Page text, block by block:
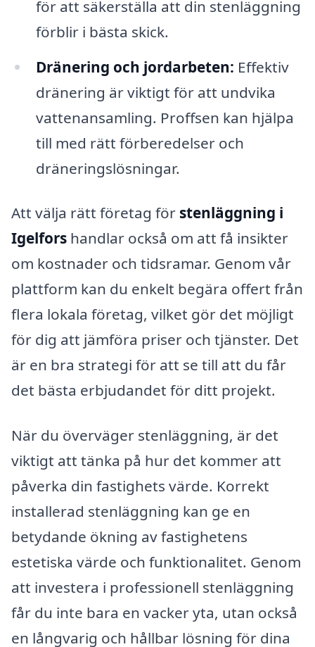
för att säkerställa att din stenläggning
förblir i bästa skick.
Dränering och jordarbeten: Effektiv
dränering är viktigt för att undvika
vattenansamling. Proffsen kan hjälpa
till med rätt förberedelser och
dräneringslösningar.
Att välja rätt företag för stenläggning i
Igelfors handlar också om att få insikter
om kostnader och tidsramar. Genom vår
plattform kan du enkelt begära offert från
flera lokala företag, vilket gör det möjligt
för dig att jämföra priser och tjänster. Det
är en bra strategi för att se till att du får
det bästa erbjudandet för ditt projekt.
När du överväger stenläggning, är det
viktigt att tänka på hur det kommer att
påverka din fastighets värde. Korrekt
installerad stenläggning kan ge en
betydande ökning av fastighetens
estetiska värde och funktionalitet. Genom
att investera i professionell stenläggning
får du inte bara en vacker yta, utan också
en långvarig och hållbar lösning för dina